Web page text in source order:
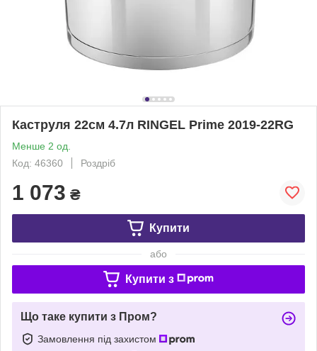
Каструля 22см 4.7л RINGEL Prime 2019-22RG
Менше 2 од.
Код: 46360
Роздріб
1 073 ₴
Купити
або
Купити з
Що таке купити з Пром?
Замовлення під захистом